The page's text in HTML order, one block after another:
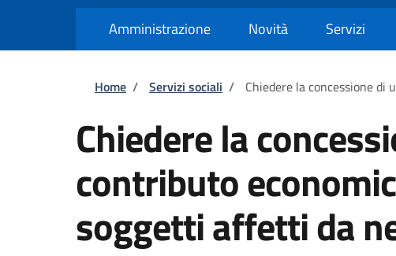
Amministrazione Novità Servizi
Briciole di pane
Home / Servizi sociali / Chiedere la concessione
Chiedere la
contributo
soggetti affetti da